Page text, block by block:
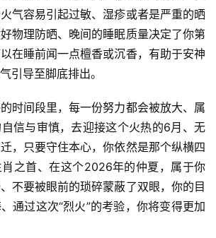
气容易引起过敏、湿疹或者是严重的晒
物理防晒、晚间的睡眠质量决定了你第
在睡前闻一点檀香或沉香，有助于安神
引导至脚底排出。
时间段里，每一份努力都会被放大、属
信与审慎，去迎接这个火热的6月、无
，只要守住本心，你依然是那个纵横四
之首、在这个2026年的仲夏，属于你
不要被眼前的琐碎蒙蔽了双眼，你的目
通过这次“烈火”的考验，你将变得更加